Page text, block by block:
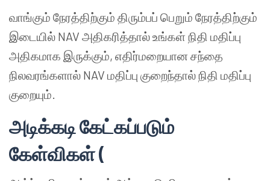
வாங்கும் நேரத்திற்கும் திரும்பப் பெறும் நேரத்திற்கும்
இடையில் NAV அதிகரித்தால் உங்கள் நிதி மதிப்பு
அதிகமாக இருக்கும், எதிர்மறையான சந்தை
நிலவரங்களால் NAV மதிப்பு குறைந்தால் நிதி மதிப்பு
குறையும்.
அடிக்கடி கேட்கப்படும்
கேள்விகள் (